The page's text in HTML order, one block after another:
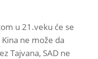
u 21.veku će se
ne može da
Tajvana, SAD ne